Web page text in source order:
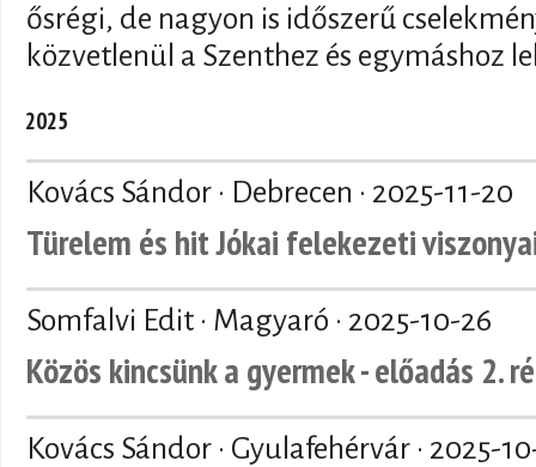
ősrégi, de nagyon is időszerű
közvetlenül a Szenthez és egymáshoz
2025
Kovács Sándor · Debrecen · 2025-11-20
Türelem és hit Jókai felekezeti
Somfalvi Edit · Magyaró · 2025-10-26
Közös kincsünk a gyermek - előadás 2.
Kovács Sándor · Gyulafehérvár · 2025-